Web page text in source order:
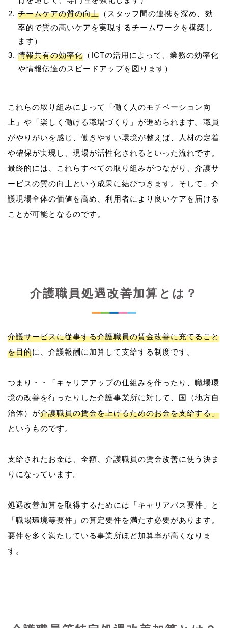
チームケアの質の向上 （スタッフ間の連携を深め、効
率的で質の高いケアを実現するチームワークを構築し
ます）
情報共有の効率化 （ICTの活用によって、業務の効率化
や情報伝達のスピードアップを図ります）
これらの取り組みによって「働く人のモチベーション向
上」や「楽しく働ける職場づくり」が進められます。職員
がやりがいを感じ、働きやすい環境が整えば、人材の定着
や確保が実現し、現場が活性化されるといった流れです。
最終的には、これらすべての取り組みがつながり、介護サ
ービスの質の向上という成果に結びつきます。そして、介
護現場全体の価値を高め、利用者により良いケアを届ける
介護職員処遇改善加算とは？
介護サービスに従事する介護職員の賃金改善に充てること
を目的に、介護報酬に加算して支給する制度です。
つまり・・「キャリアアップの仕組みを作ったり、職場環
境の改善を行ったりした介護事業所に対して、国（地方自
治体）が介護職員の賃金を上げるためのお金を支給する」
というものです。
支給されたお金は、全額、介護職員の賃金改善に使う決ま
りになっています。
処遇改善加算を取得するためには「キャリアパス要件」と
「職場環境等要件」の算定要件を満たす必要があります。
要件を多く満たしている事業所ほど加算率が高くなりま
す。